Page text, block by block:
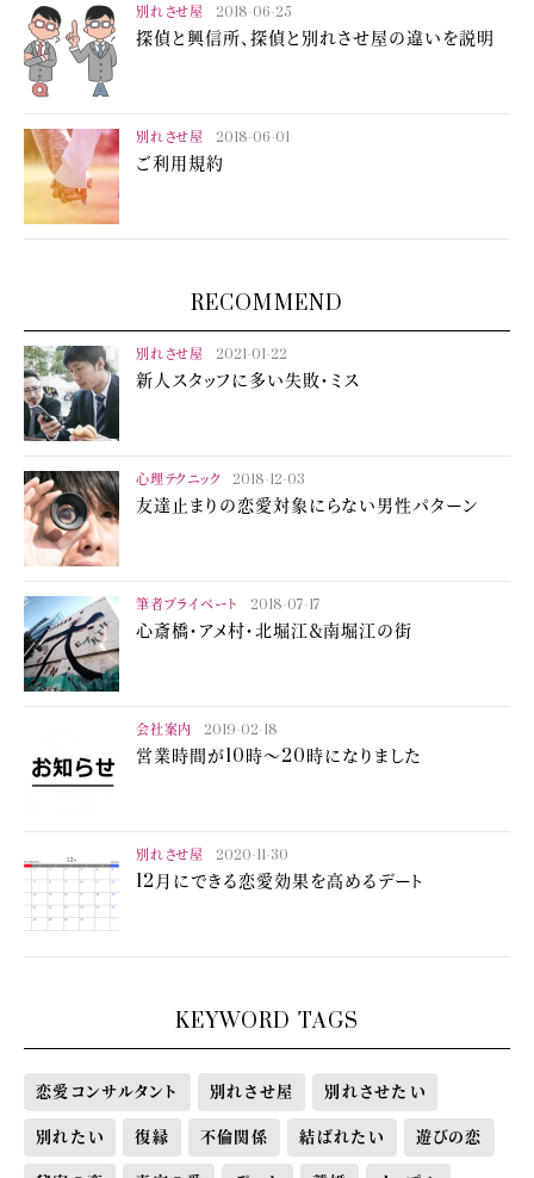
別れさせ屋 2018-06-25
探偵と興信所、探偵と別れさせ屋の違いを説明
別れさせ屋 2018-06-01
ご利用規約
RECOMMEND
別れさせ屋 2021-01-22
新人スタッフに多い失敗・ミス
心理テクニック 2018-12-03
友達止まりの恋愛対象にらない男性パターン
筆者プライベート 2018-07-17
心斎橋・アメ村・北堀江＆南堀江の街
会社案内 2019-02-18
営業時間が10時～20時になりました
別れさせ屋 2020-11-30
12月にできる恋愛効果を高めるデート
KEYWORD TAGS
恋愛コンサルタント 別れさせ屋 別れさせたい
別れたい 復縁 不倫関係 結ばれたい 遊びの恋